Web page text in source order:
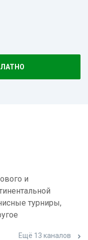
и
турниры,
Ещё 13 каналов